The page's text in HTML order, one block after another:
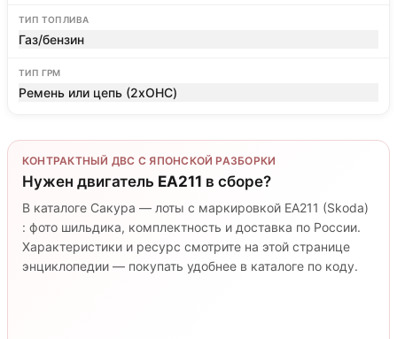
ТИП ТОПЛИВА
Газ/бензин
ТИП ГРМ
Ремень или цепь (2xOHC)
КОНТРАКТНЫЙ ДВС С ЯПОНСКОЙ РАЗБОРКИ
Нужен двигатель EA211 в сборе?
В каталоге Сакура — лоты с маркировкой EA211 (Skoda)
: фото шильдика, комплектность и доставка по России.
Характеристики и ресурс смотрите на этой странице
энциклопедии — покупать удобнее в каталоге по коду.